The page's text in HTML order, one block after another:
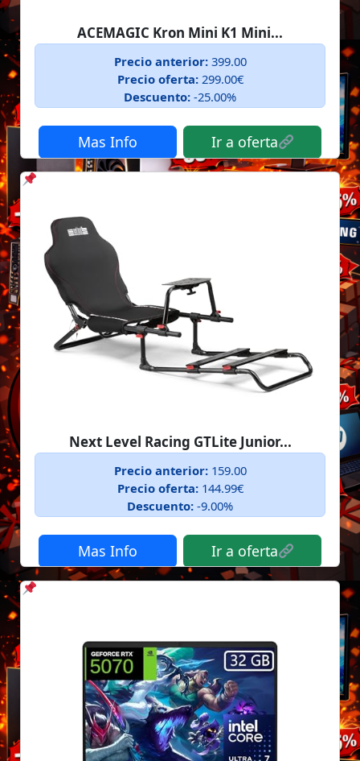
ACEMAGIC Kron Mini K1 Mini...
Precio anterior:399.00
Precio oferta:299.00€
Descuento: -25.00%
Mas Info Ir a oferta
Next Level Racing GTLite Junior...
Precio anterior:159.00
Precio oferta:144.99€
Descuento: -9.00%
Mas Info Ir a oferta